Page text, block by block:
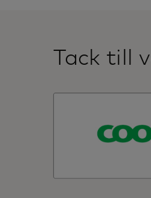
Tack till